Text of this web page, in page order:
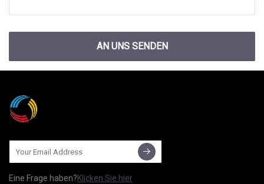
AN UNS SENDEN
Eine Frage haben?Klicken Sie hier